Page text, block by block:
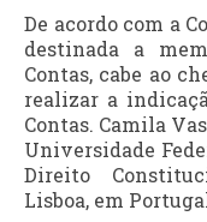
De acordo com a
destinada a
Contas, cabe ao
realizar a
Contas. Camila
Universidade
Direito
Lisboa, em